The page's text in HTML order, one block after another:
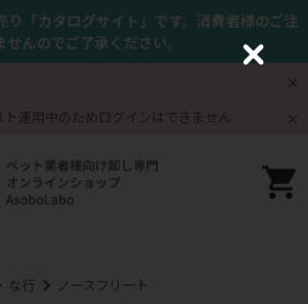
り「カタログサイト」です。消費者様のご注
んのでご了承ください。
運用中のためログインはできません
な行 ノースフリート
C